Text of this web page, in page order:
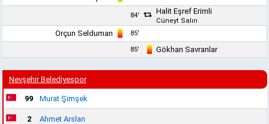
84' Halit Eşref Erimli
Cüneyt Salın
Orçun Selduman 85'
85' Gökhan Savranlar
Nevşehir Belediyespor
99 Murat Şimşek
2 Ahmet Arslan